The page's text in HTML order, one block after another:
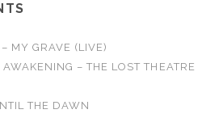
MY GRAVE (LIVE)
– THE LOST THEATRE
THE DAWN